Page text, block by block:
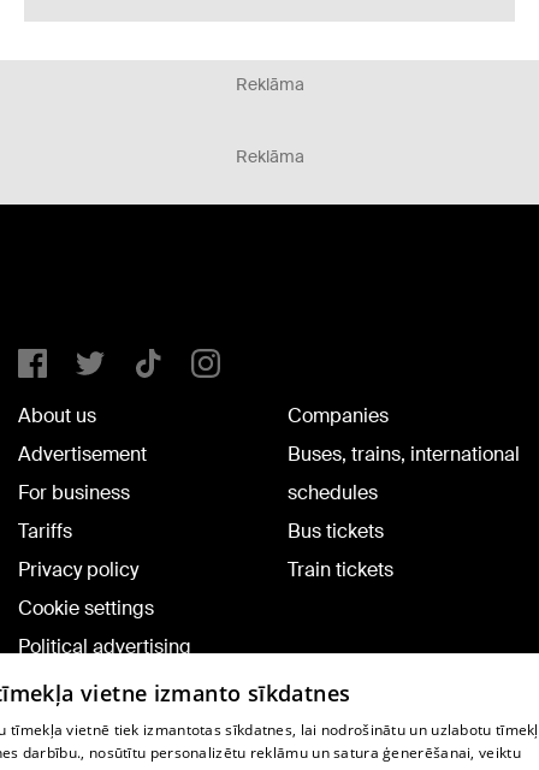
Reklāma
Reklāma
About us
Advertisement
For business
Tariffs
Privacy policy
Cookie settings
Political advertising
Cookie policy
Commenting terms
Companies
Buses, trains, international
schedules
Bus tickets
Train tickets
vietne izmanto sīkdatnes
tīmekļa vietnē tiek izmantotas sīkdatnes, lai nodrošinātu un uzlabotu
darbību., nosūtītu personalizētu reklāmu un satura ģenerēšanai, veiktu